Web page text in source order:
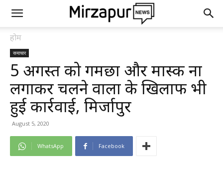
होम
समाचार
5 अगस्त को गमछा और मास्क ना
लगाकर चलने वालों के खिलाफ भी
हुई कार्रवाई, मिर्जापुर
August 5, 2020
WhatsApp Facebook